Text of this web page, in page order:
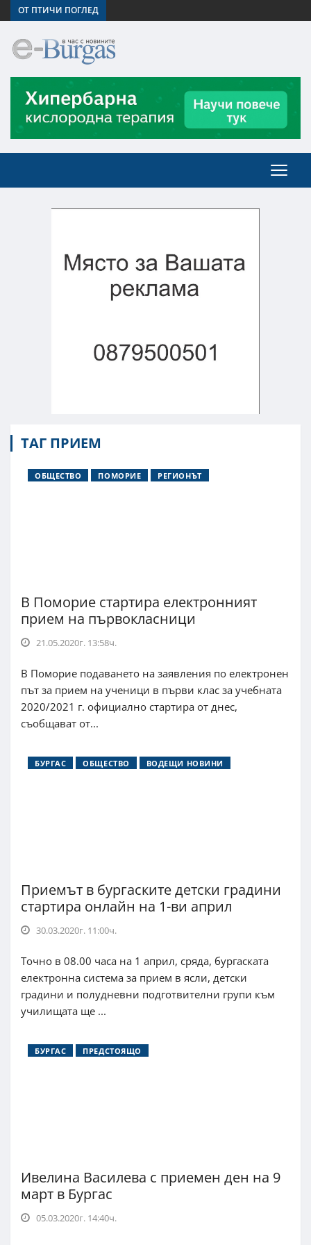
ОТ ПТИЧИ ПОГЛЕД
ТАГ ПРИЕМ
ОБЩЕСТВО ПОМОРИЕ РЕГИОНЪТ
В Поморие стартира електронният
прием на първокласници
21.05.2020г. 13:58ч.
В Поморие подаването на заявления по електронен
път за прием на ученици в първи клас за учебната
2020/2021 г. официално стартира от днес,
съобщават от...
БУРГАС ОБЩЕСТВО ВОДЕЩИ НОВИНИ
Приемът в бургаските детски градини
стартира онлайн на 1-ви април
30.03.2020г. 11:00ч.
Точно в 08.00 часа на 1 април, сряда, бургаската
електронна система за прием в ясли, детски
градини и полудневни подготвителни групи към
училищата ще ...
БУРГАС ПРЕДСТОЯЩО
Ивелина Василева с приемен ден на 9
март в Бургас
05.03.2020г. 14:40ч.